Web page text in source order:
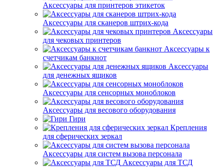
Аксессуары для принтеров этикеток
Аксессуары для сканеров штрих-кода
Аксессуары
для чековых принтеров
Аксессуары к
счетчикам банкнот
Аксессуары
для денежных ящиков
Аксессуары для сенсорных моноблоков
Аксессуары для весового оборудования
Гири
Крепления
для сферических зеркал
Аксессуары для систем вызова персонала
Аксессуары для ТСД